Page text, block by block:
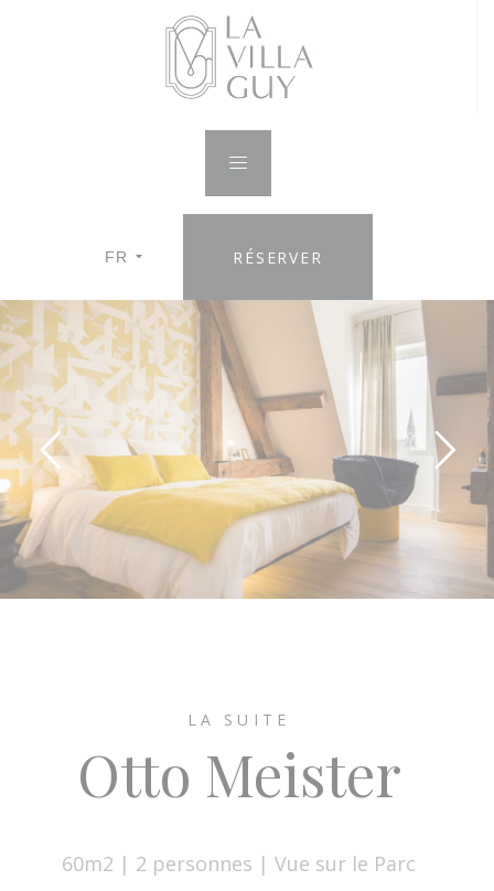
FR RÉSERVER
LA SUITE
Otto Meister
60m2 | 2 personnes | Vue sur le Parc